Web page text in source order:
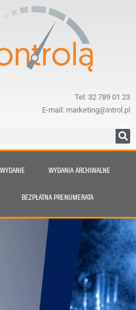
Tel: 32 789 01 23
E-mail: marketing@introl.pl
WYDANIA ARCHIWALNE
BEZPŁATNA PRENUMERATA
parze.
problemy
i kondensatu